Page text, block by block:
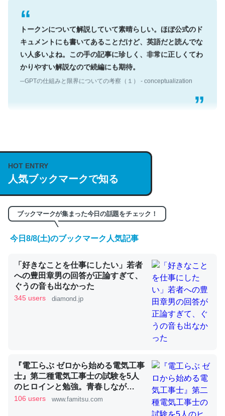
トークンについて解説していて素晴らしい。ほぼ公式のド
キュメントにも書いてあることだけど、英語だと読んでな
い人多いよね。この手の記事に珍しく、非常に正しくてわ
かりやすい解説なので続編にも期待。
─GPTの仕組みと限界についての考察（１） - conceptualization
説してる記事が少ないので貴重な良記事。/続編来た
https://isobe324649.hatenablog.com/entry/2023/03/27
/064121
─GPTの仕組みと限界についての考察（１） - conceptualization
くらい。小説でいう「ずっと前の伏線」は回収されないけ
ど、短期記憶というには多い分量。進化すればするほど分
かりやすく強くなりそう
─GPTの仕組みと限界についての考察（１） - conceptualization
昆虫ってカルシウム少ないのか。知らんかった。調べたら
コオロギのカルシウム分はエビの600分の1程度。
─ニュース :: 【研究発表】昆虫学の大問題＝「昆虫はなぜ海にいな
HOT ENTRY
人気ブックマークで知る
ブックマークが集まった今日の話題をチェック！
今日8/8(土)のブックマーク人気記事
「好きなことを仕事にしたい」若者
への豊田章男の回答が正論すぎて、
ぐうの音も出なかった
345 users diamond.jp
『電工らぶ ゼロから始める電気工事
士』第二種電気工事士の試験を5人
のヒロインと勉強。青春しなが
ら“過去問1000問”や“本番形式CBT
106 users www.famitsu.com